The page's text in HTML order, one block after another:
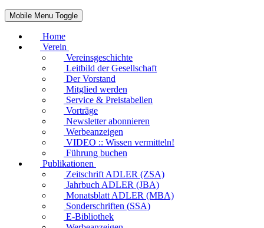
Mobile Menu Toggle
Home
Verein
Vereinsgeschichte
Leitbild der Gesellschaft
Der Vorstand
Mitglied werden
Service & Preistabellen
Vorträge
Newsletter abonnieren
Werbeanzeigen
VIDEO :: Wissen vermitteln!
Führung buchen
Publikationen
Zeitschrift ADLER (ZSA)
Jahrbuch ADLER (JBA)
Monatsblatt ADLER (MBA)
Sonderschriften (SSA)
E-Bibliothek